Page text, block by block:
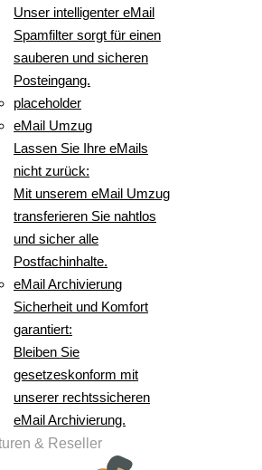
Unser intelligenter eMail
Spamfilter sorgt für einen
sauberen und sicheren
Posteingang.
placeholder
eMail Umzug
Lassen Sie Ihre eMails
nicht zurück:
Mit unserem eMail Umzug
transferieren Sie nahtlos
und sicher alle
Postfachinhalte.
eMail Archivierung
Sicherheit und Komfort
garantiert:
Bleiben Sie
gesetzeskonform mit
unserer rechtssicheren
eMail Archivierung.
& Reseller